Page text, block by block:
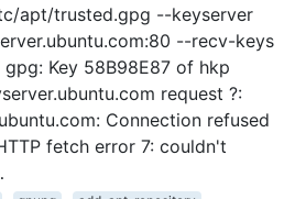
apt/trusted.gpg --keyserver
--recv-keys
gpg: Key 58B98E87 of hkp
request ?:
Connection refused
fetch error 7: couldn't